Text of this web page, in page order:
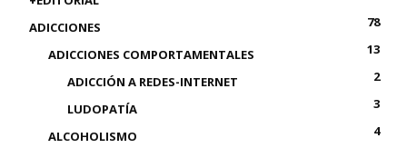
ADICCIONES
78
ADICCIONES COMPORTAMENTALES
13
ADICCIÓN A REDES-INTERNET
2
LUDOPATÍA
3
ALCOHOLISMO
4